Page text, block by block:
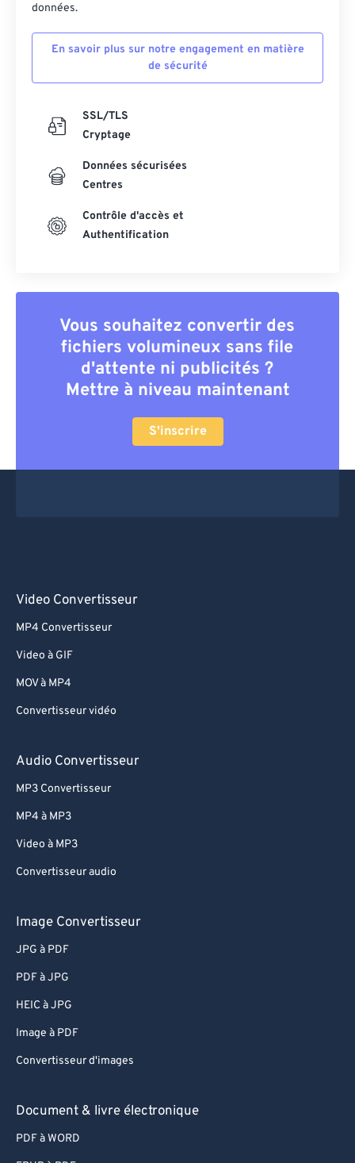
données.
En savoir plus sur notre engagement en matière
de sécurité
SSL/TLS
Cryptage
Données sécurisées
Centres
Contrôle d'accès et
Authentification
Vous souhaitez convertir des
fichiers volumineux sans file
d'attente ni publicités ?
Mettre à niveau maintenant
S'inscrire
Video Convertisseur
MP4 Convertisseur
Video à GIF
MOV à MP4
Convertisseur vidéo
Audio Convertisseur
MP3 Convertisseur
MP4 à MP3
Video à MP3
Convertisseur audio
Image Convertisseur
JPG à PDF
PDF à JPG
HEIC à JPG
Image à PDF
Convertisseur d'images
Document & livre électronique
PDF à WORD